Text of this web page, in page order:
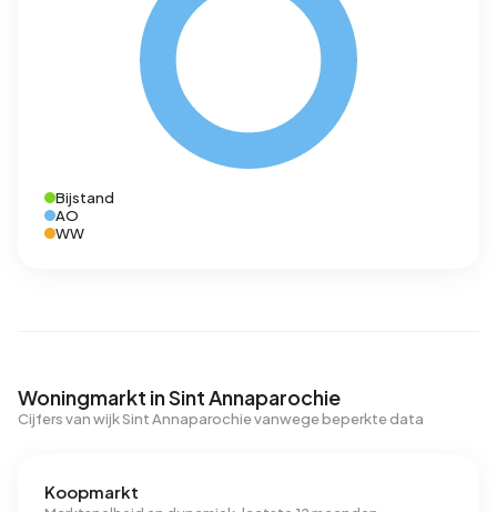
Bijstand
AO
WW
Woningmarkt in Sint Annaparochie
Cijfers van wijk Sint Annaparochie vanwege beperkte data
Koopmarkt